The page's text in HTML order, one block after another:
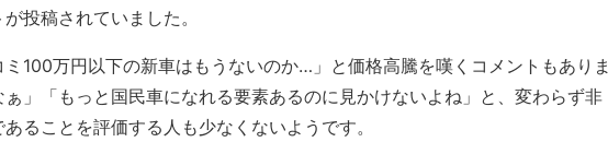
投稿されていました。
100万円以下の新車はもうないのか…」と価格高騰を嘆くコメントもありま
ぁ」「もっと国民車になれる要素あるのに見かけないよね」と、変わらず非
ることを評価する人も少なくないようです。